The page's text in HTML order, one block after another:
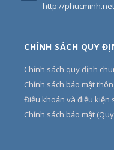
http://phucminh.net
CHÍNH SÁCH QUY
Chính sách quy định
Chính sách bảo mật
Điều khoản và điều kiện
Chính sách bảo mật